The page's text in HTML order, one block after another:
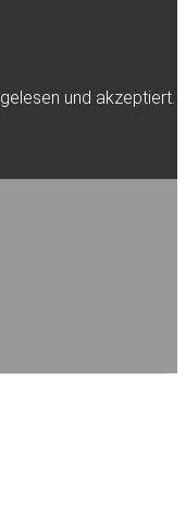
gelesen und akzeptiert.